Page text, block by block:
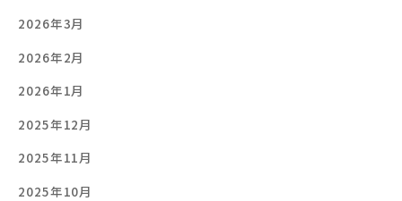
2026年3月
2026年2月
2026年1月
2025年12月
2025年11月
2025年10月